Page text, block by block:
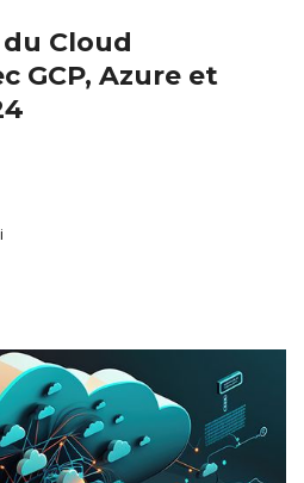
Cloud
GCP, Azure et